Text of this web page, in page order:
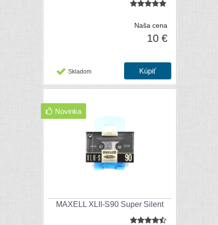
Naša cena
10 €
Skladom
MAXELL XLII-S90 Super Silent
Novinka